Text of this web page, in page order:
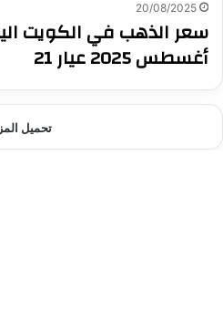
20/08/2025
أغسطس 2025 عيار 21
تحميل